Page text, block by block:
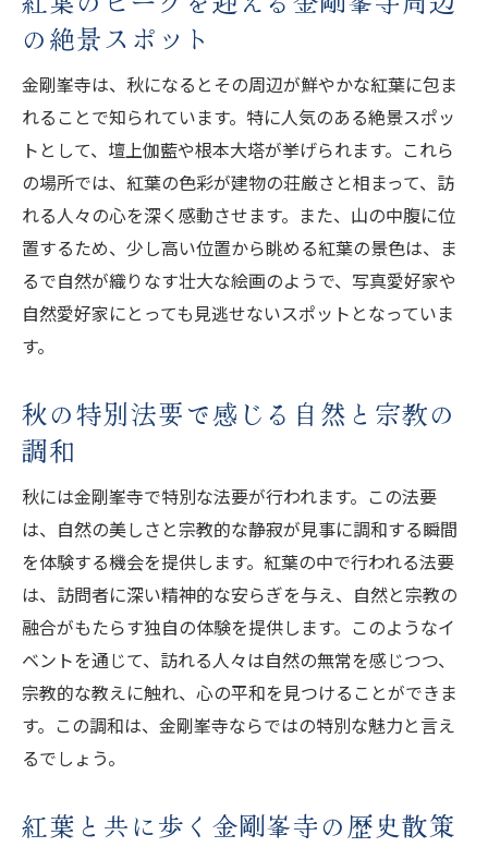
の絶景スポット
金剛峯寺は、秋になるとその周辺が鮮やかな紅葉に包ま
れることで知られています。特に人気のある絶景スポッ
トとして、壇上伽藍や根本大塔が挙げられます。これら
の場所では、紅葉の色彩が建物の荘厳さと相まって、訪
れる人々の心を深く感動させます。また、山の中腹に位
置するため、少し高い位置から眺める紅葉の景色は、ま
るで自然が織りなす壮大な絵画のようで、写真愛好家や
自然愛好家にとっても見逃せないスポットとなっていま
す。
秋の特別法要で感じる自然と宗教の
調和
秋には金剛峯寺で特別な法要が行われます。この法要
は、自然の美しさと宗教的な静寂が見事に調和する瞬間
を体験する機会を提供します。紅葉の中で行われる法要
は、訪問者に深い精神的な安らぎを与え、自然と宗教の
融合がもたらす独自の体験を提供します。このようなイ
ベントを通じて、訪れる人々は自然の無常を感じつつ、
宗教的な教えに触れ、心の平和を見つけることができま
す。この調和は、金剛峯寺ならではの特別な魅力と言え
るでしょう。
紅葉と共に歩く金剛峯寺の歴史散策